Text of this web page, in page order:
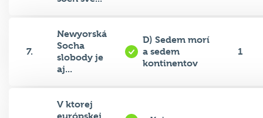
7.
Newyorská
Socha
slobody je
aj...
D) Sedem morí
a sedem
kontinentov
1
V ktorej